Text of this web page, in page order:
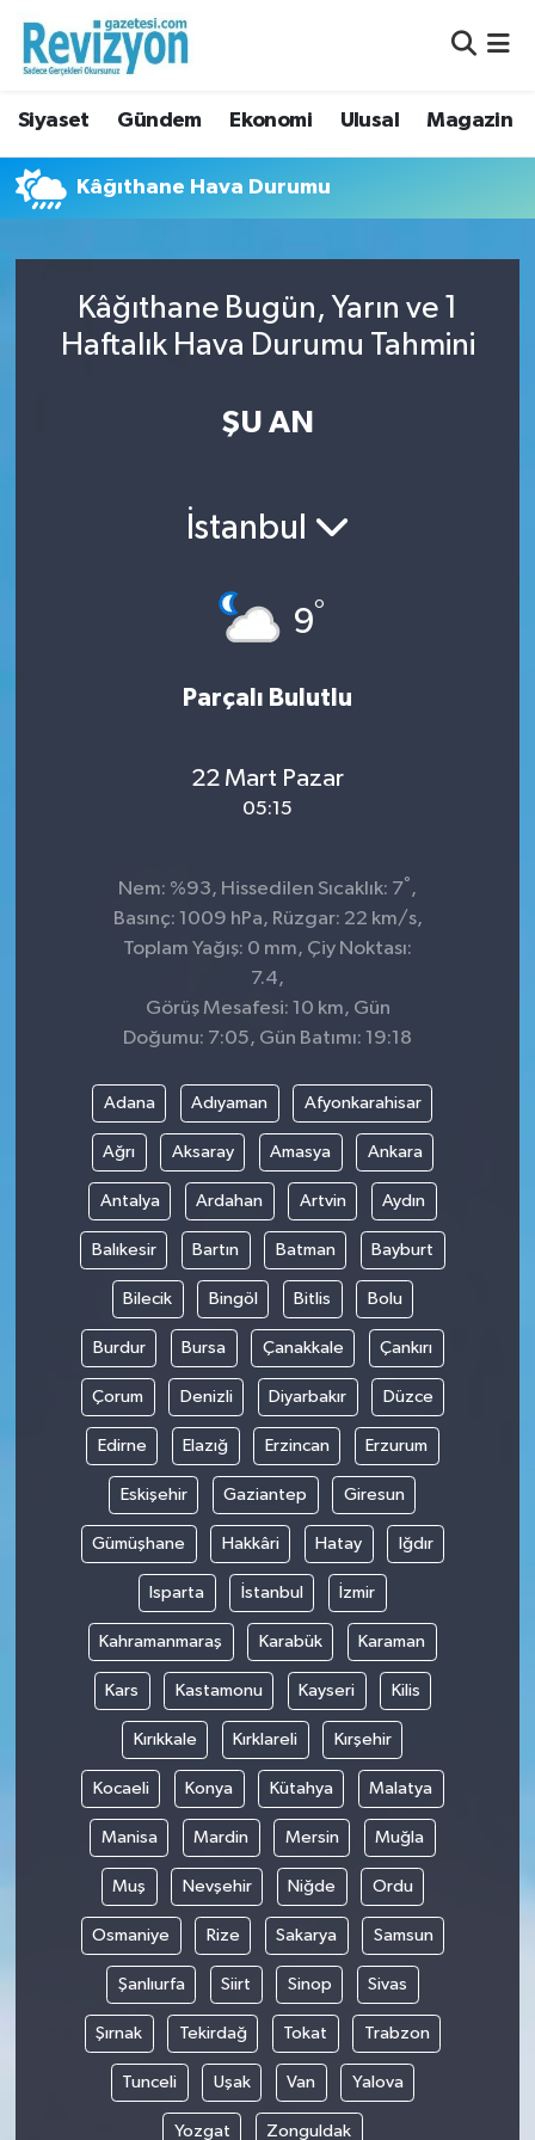
Siyaset Gündem Ekonomi Ulusal Magazin
Kâğıthane Hava Durumu
Kâğıthane Bugün, Yarın ve 1
Haftalık Hava Durumu Tahmini
ŞU AN
İstanbul
9°
Parçalı Bulutlu
22 Mart Pazar
05:15
Nem: %93, Hissedilen Sıcaklık: 7° ,
Basınç: 1009 hPa, Rüzgar: 22 km/s,
Toplam Yağış: 0 mm, Çiy Noktası:
7.4,
Görüş Mesafesi: 10 km, Gün
Doğumu: 7:05, Gün Batımı: 19:18
Adana Adıyaman Afyonkarahisar
Ağrı Aksaray Amasya Ankara
Antalya Ardahan Artvin Aydın
Balıkesir Bartın Batman Bayburt
Bilecik Bingöl Bitlis Bolu
Burdur Bursa Çanakkale Çankırı
Çorum Denizli Diyarbakır Düzce
Edirne Elazığ Erzincan Erzurum
Eskişehir Gaziantep Giresun
Gümüşhane Hakkâri Hatay Iğdır
Isparta İstanbul İzmir
Kahramanmaraş Karabük Karaman
Kars Kastamonu Kayseri Kilis
Kırıkkale Kırklareli Kırşehir
Kocaeli Konya Kütahya Malatya
Manisa Mardin Mersin Muğla
Muş Nevşehir Niğde Ordu
Osmaniye Rize Sakarya Samsun
Şanlıurfa Siirt Sinop Sivas
Şırnak Tekirdağ Tokat Trabzon
Tunceli Uşak Van Yalova
Yozgat Zonguldak
Süper Lig Puan Durumu ve Fikstür